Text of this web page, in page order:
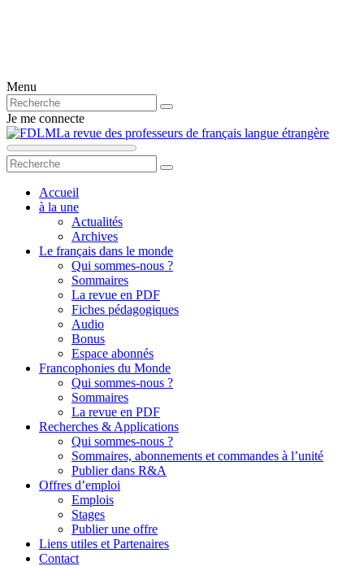
Menu
Je me connecte
La revue des professeurs de français langue étrangère
Accueil
à la une
Actualités
Archives
Le français dans le monde
Qui sommes-nous ?
Sommaires
La revue en PDF
Fiches pédagogiques
Audio
Bonus
Espace abonnés
Francophonies du Monde
Qui sommes-nous ?
Sommaires
La revue en PDF
Recherches & Applications
Qui sommes-nous ?
Sommaires, abonnements et commandes à l’unité
Publier dans R&A
Offres d’emploi
Emplois
Stages
Publier une offre
Liens utiles et Partenaires
Contact